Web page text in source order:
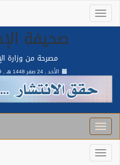
صحيفة
مصرحة من وزارة
الأحد , 24 صفر 1448 هـ , 9